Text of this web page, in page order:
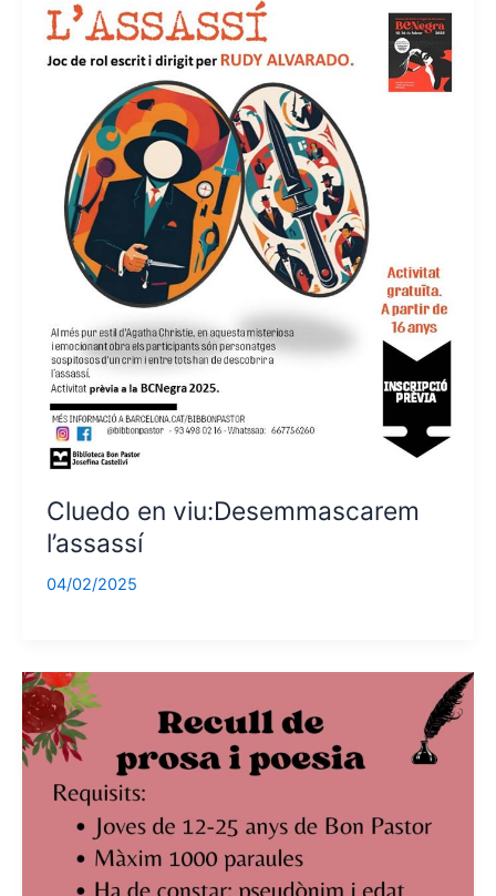
Cluedo en viu:Desemmascarem
l’assassí
04/02/2025